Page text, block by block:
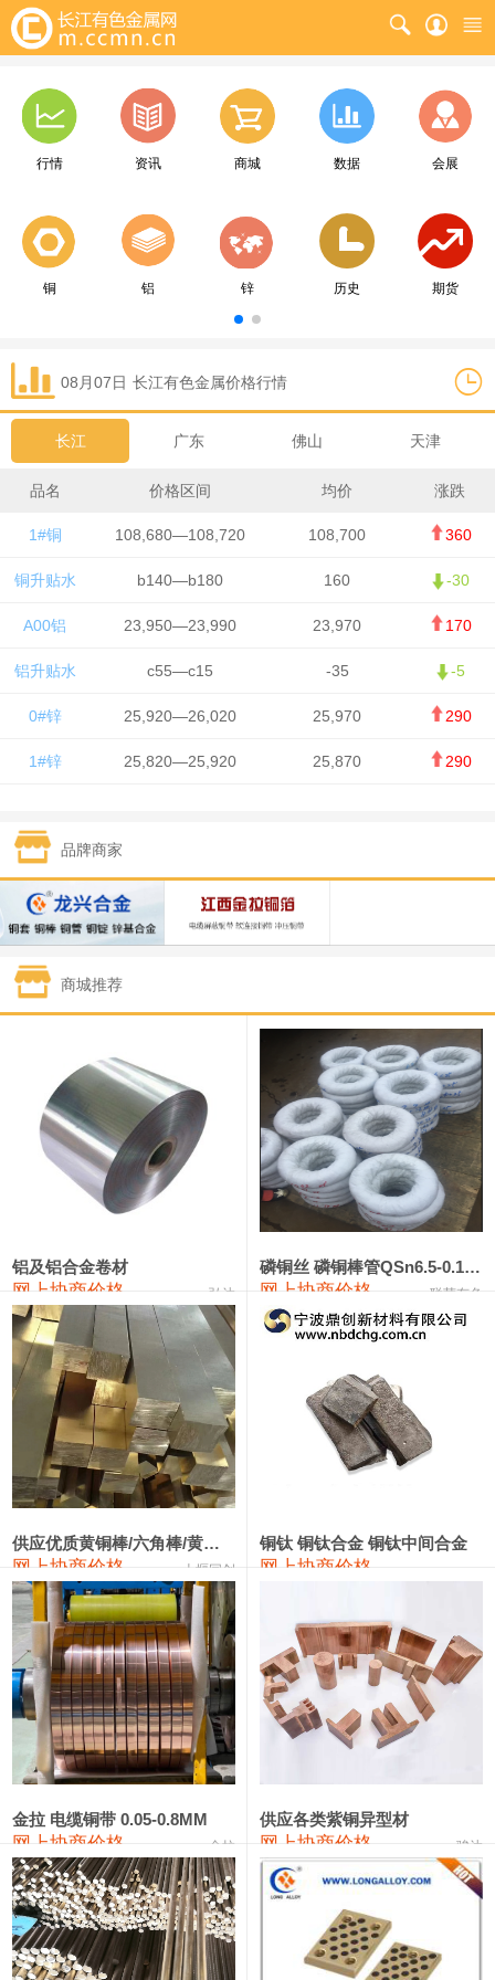
行情 资讯 商城 数据 会展
铜 铝 锌 历史 期货
08月07日 长江有色金属价格行情
长江 广东 佛山 天津
品名 价格区间 均价 涨跌
1#铜 108,680—108,720 108,700 360
铜升贴水 b140—b180 160 -30
A00铝 23,950—23,990 23,970 170
铝升贴水 c55—c15 -35 -5
0#锌 25,920—26,020 25,970 290
1#锌 25,820—25,920 25,870 290
1#锡 434,000—436,000
1#镍 129,550—130,750
1#白银 15,100—15,110 15,105 -70
钯金
331,000 -10,000
89,000—95,000 92,000 1,000
2#锑 85,000—91,000 88,000 1,000
1#镁 17,000—18,000 17,500 0
18,900—19,100 19,000 100
1#电解锰(99.7%袋装) 18,000—18,200 18,100 100
1#铬 60,000—82,000
553#硅 9,300—9,500
441#硅 9,600—9,800 9,700
3303#硅 10,300—10,500 10,400
2202#硅 14,100—14,300
金属硅3303#-2202# 10,400—14,200 12,300 0
漆包线 111,970—115,970 113,970
磷铜合金 110,800—117,600 114,200 400
无氧铜丝(硬) 109,710—110,010 109,860
R410A专用紫铜管 113,700—113,700
铸造铝合金锭(A380） 26,300—26,500 26,400 100
铝合金ADC12 24,200—24,400 100
铸造铝合金锭(ZL102) 24,300—24,500 24,400
品牌商家
商城推荐
铝及铝合金卷材
网上协商价格 弘达
磷铜丝 磷铜棒管QSn6.5-0.1 7-0.2 8-0.3
网上协商价格 联荣有色
供应优质黄铜棒/六角棒/黄铜方板
网上协商价格 十堰同创
铜钛 铜钛合金 铜钛中间合金
网上协商价格
金拉 电缆铜带 0.05-0.8MM
网上协商价格 金拉
供应各类紫铜异型材
网上协商价格 骏达